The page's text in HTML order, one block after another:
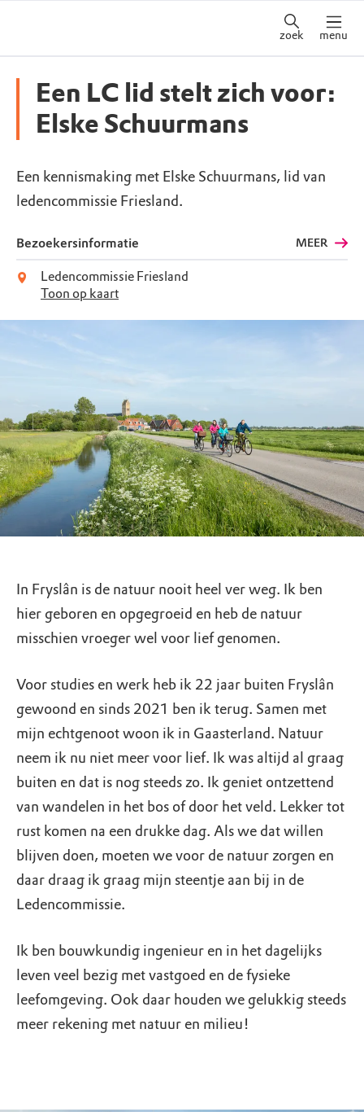
zoek menu
Een LC lid stelt zich voor:
Elske Schuurmans
Een kennismaking met Elske Schuurmans, lid van
ledencommissie Friesland.
Bezoekersinformatie MEER
Ledencommissie Friesland
Toon op kaart
In Fryslân is de natuur nooit heel ver weg. Ik ben
hier geboren en opgegroeid en heb de natuur
misschien vroeger wel voor lief genomen.
Voor studies en werk heb ik 22 jaar buiten Fryslân
gewoond en sinds 2021 ben ik terug. Samen met
mijn echtgenoot woon ik in Gaasterland. Natuur
neem ik nu niet meer voor lief. Ik was altijd al graag
buiten en dat is nog steeds zo. Ik geniet ontzettend
van wandelen in het bos of door het veld. Lekker tot
rust komen na een drukke dag. Als we dat willen
blijven doen, moeten we voor de natuur zorgen en
daar draag ik graag mijn steentje aan bij in de
Ledencommissie.
Ik ben bouwkundig ingenieur en in het dagelijks
leven veel bezig met vastgoed en de fysieke
leefomgeving. Ook daar houden we gelukkig steeds
meer rekening met natuur en milieu!